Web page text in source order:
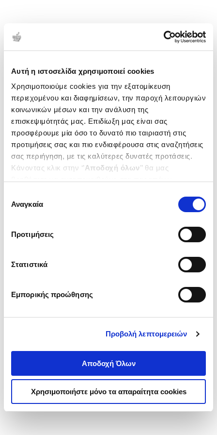
Αυτή η ιστοσελίδα χρησιμοποιεί cookies
Χρησιμοποιούμε cookies για την εξατομίκευση
περιεχομένου και διαφημίσεων, την παροχή λειτουργιών
κοινωνικών μέσων και την ανάλυση της
επισκεψιμότητάς μας. Επιδίωξη μας είναι σας
προσφέρουμε μία όσο το δυνατό πιο ταιριαστή στις
προτιμήσεις σας και πιο ενδιαφέρουσα στις αναζητήσεις
σας περιήγηση, με τις καλύτερες δυνατές προτάσεις.
Κάνοντας κλικ στην ‘’Αποδοχή όλων’’ θα μας
ενδιαφέρουν και να επιλέξετε από τα παρακάτω με την
΄΄και να ενημερωθείτε σχετικά με
συγκατάθεσης
Αναγκαία
Προτιμήσεις
Στατιστικά
Εμπορικής προώθησης
Προβολή λεπτομερειών
Αποδοχή Όλων
Χρησιμοποιήστε μόνο τα απαραίτητα cookies